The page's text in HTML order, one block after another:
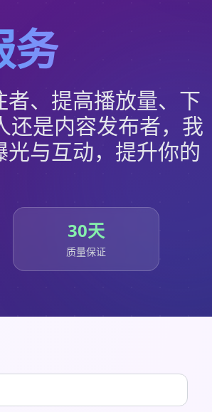
务
、提高播放量、下
还是内容发布者，我
与互动，提升你的
30天
质量保证